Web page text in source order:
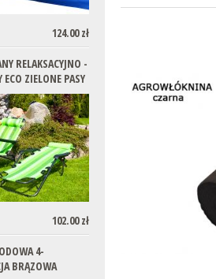
124.00 zł
RELAKSACYJNO -
ZIELONE PASY
102.00 zł
4-
BRĄZOWA